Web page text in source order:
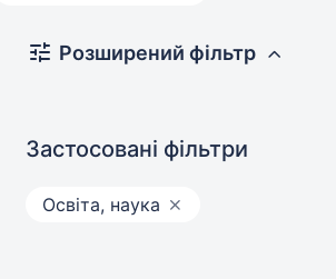
Розширений фільтр
Застосовані фільтри
Освіта, наука